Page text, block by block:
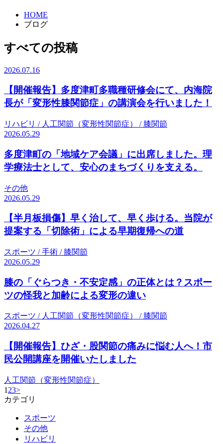
HOME
ブログ
すべての投稿
2026.07.16
【開催報告】多度津町多職種研修会にて、内海院
長が「変形性膝関節症」の講演会を行いました！
リハビリ / 人工関節（変形性関節症） / 膝関節
2026.05.29
多度津町の「地域ケア会議」に出席しました。理
学療法士として、安心のまちづくりを支える。
その他
2026.05.29
【半月板損傷】早く治して、早く歩ける。当院が
提案する「切除術」による早期復帰への道
スポーツ / 手術 / 膝関節
2026.05.29
膝の「ぐらつき・不安定感」の正体とは？スポー
ツの怪我と加齢による変形の違い
スポーツ / 人工関節（変形性関節症） / 膝関節
2026.04.27
【開催報告】ひざ・股関節の痛みに悩む人へ！市
民公開講座を開催いたしました
人工関節（変形性関節症）
1 23>
カテゴリ
スポーツ
その他
リハビリ